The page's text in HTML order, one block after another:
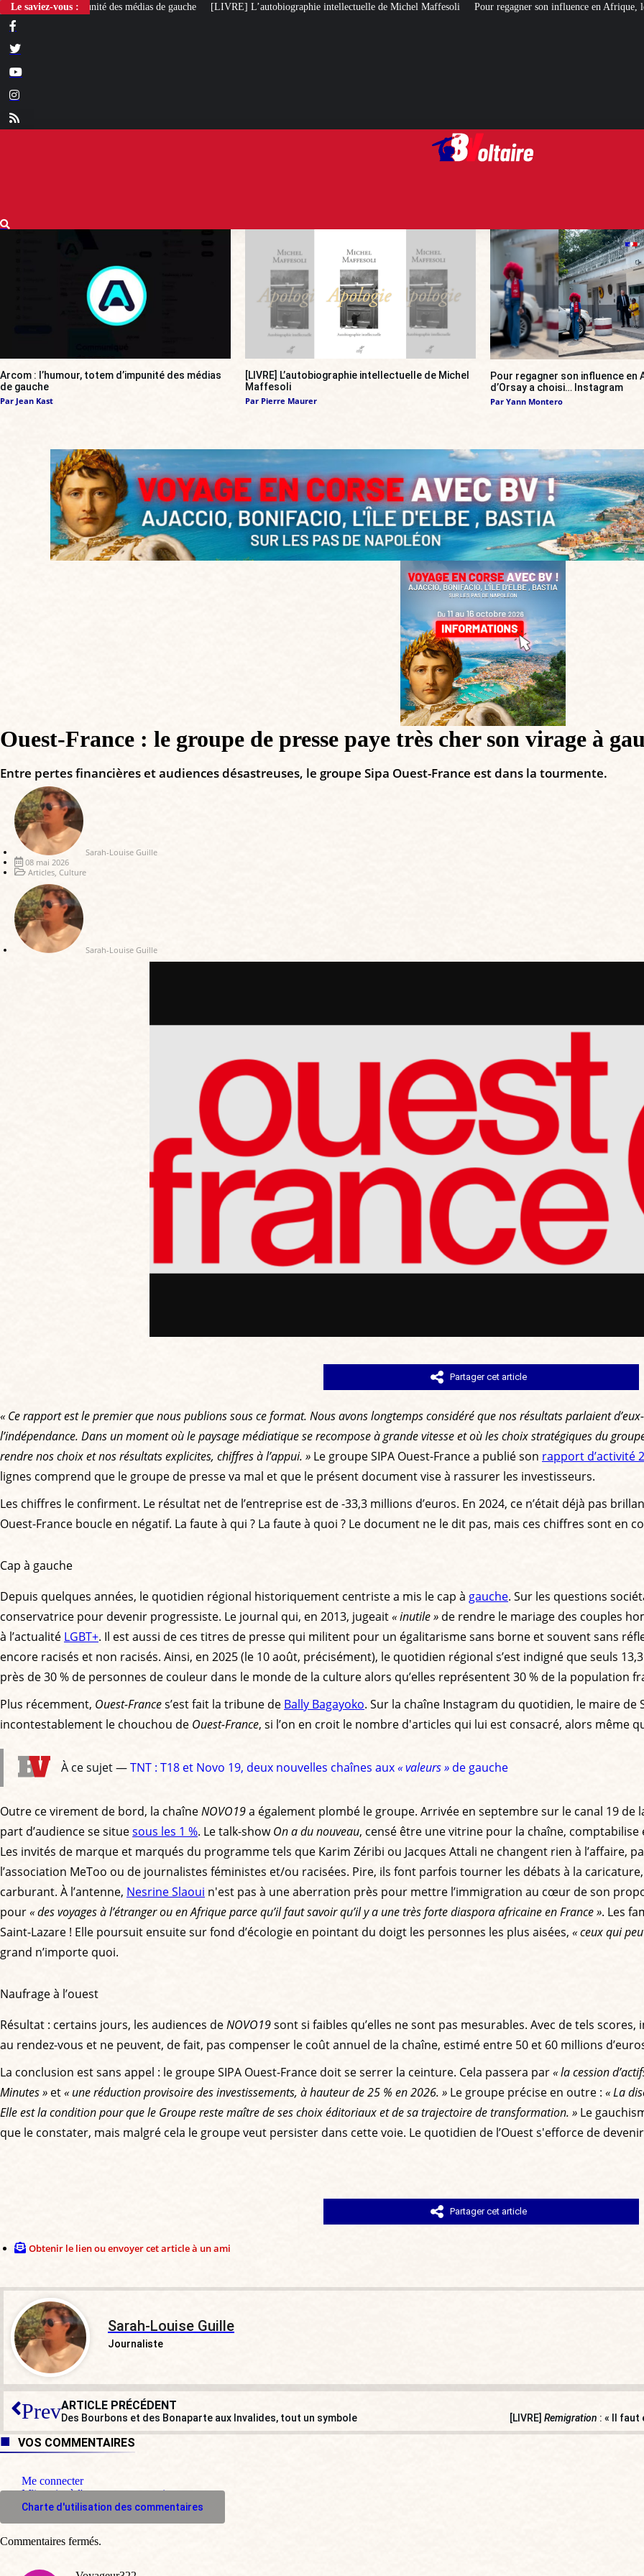
Le saviez-vous :
médias de gauche [LIVRE] L’autobiographie intellectuelle de Michel Maffesoli Pour regagner son influence en Afrique, le Quai d’Orsay a
Arcom : l’humour, totem d’impunité des médias
de gauche
Par Jean Kast
[LIVRE] L’autobiographie intellectuelle de Michel
Maffesoli
Par Pierre Maurer
Pour regagner son influence en
d’Orsay a choisi… Instagram
Par Yann Montero
Ouest-France : le groupe de presse paye très cher son virage à
Entre pertes financières et audiences désastreuses, le groupe Sipa Ouest-France est dans la tourmente.
Sarah-Louise Guille
08 mai 2026
Articles Culture
Sarah-Louise Guille
Partager cet article
« Ce rapport est le premier que nous publions sous ce format. Nous avons longtemps considéré que nos résultats parlaient
l’indépendance. Dans un moment où le paysage médiatique se recompose à grande vitesse et où les choix stratégiques du
rendre nos choix et nos résultats explicites, chiffres à l’appui. » Le groupe SIPA Ouest-France a publié son rapport d’activité
lignes comprend que le groupe de presse va mal et que le présent document vise à rassurer les investisseurs.
Les chiffres le confirment. Le résultat net de l’entreprise est de -33,3 millions d’euros. En 2024, ce n’était déjà pas
Ouest-France boucle en négatif. La faute à qui ? La faute à quoi ? Le document ne le dit pas, mais ces chiffres sont en
Cap à gauche
Depuis quelques années, le quotidien régional historiquement centriste a mis le cap à gauche. Sur les questions
conservatrice pour devenir progressiste. Le journal qui, en 2013, jugeait« inutile » de rendre le mariage des couples
à l’actualité LGBT+. Il est aussi de ces titres de presse qui militent pour un égalitarisme sans borne et souvent sans
encore racisés et non racisés. Ainsi, en 2025 (le 10 août, précisément), le quotidien régional s’est indigné que seuls
près de 30 % de personnes de couleur dans le monde de la culture alors qu’elles représentent 30 % de la population
Plus récemment, Ouest-Frances’est fait la tribune de Bally Bagayoko. Sur la chaîne Instagram du quotidien, le maire
incontestablement le chouchou de Ouest-France, si l’on en croit le nombre d'articles qui lui est consacré, alors même
À ce sujet —TNT : T18 et Novo 19, deux nouvelles chaînes aux« valeurs » de gauche
Outre ce virement de bord, la chaîneNOVO19a également plombé le groupe. Arrivée en septembre sur le canal 19 de
part d’audience se situesous les 1 %. Le talk-showOn a du nouveau, censé être une vitrine pour la chaîne,
Les invités de marque et marqués du programme tels que Karim Zéribi ou Jacques Attali ne changent rien à l’affaire,
l’association MeToo ou de journalistes féministes et/ou racisées. Pire, ils font parfois tourner les débats à la
carburant. À l’antenne, Nesrine Slaoui n'est pas à une aberration près pour mettre l’immigration au cœur de son
pour« des voyages à l’étranger ou en Afrique parce qu’il faut savoir qu’il y a une très forte diaspora africaine en France ». Les
Saint-Lazare ! Elle poursuit ensuite sur fond d’écologie en pointant du doigt les personnes les plus aisées, « ceux qui
grand n’importe quoi.
Naufrage à l’ouest
Résultat : certains jours, les audiences deNOVO19sont si faibles qu’elles ne sont pas mesurables. Avec de tels
au rendez-vous et ne peuvent, de fait, pas compenser le coût annuel de la chaîne, estimé entre 50 et 60 millions
La conclusion est sans appel : le groupe SIPA Ouest-France doit se serrer la ceinture. Cela passera par« la cession
Minutes » et« une réduction provisoire des investissements, à hauteur de 25 % en 2026. » Le groupe précise en outre : « La
Elle est la condition pour que le Groupe reste maître de ses choix éditoriaux et de sa trajectoire de transformation. » Le
que le constater, mais malgré cela le groupe veut persister dans cette voie. Le quotidien de l’Ouest s'efforce de
Partager cet article
Obtenir le lien ou envoyer cet article à un ami
Sarah-Louise Guille
Journaliste
PrevARTICLE PRÉCÉDENT
Des Bourbons et des Bonaparte aux Invalides, tout un symbole [LIVRE] Remigration : « Il faut
VOS COMMENTAIRES
Me connecter
M'inscrire à l'espace commentaire
Charte d'utilisation des commentaires
Commentaires fermés.